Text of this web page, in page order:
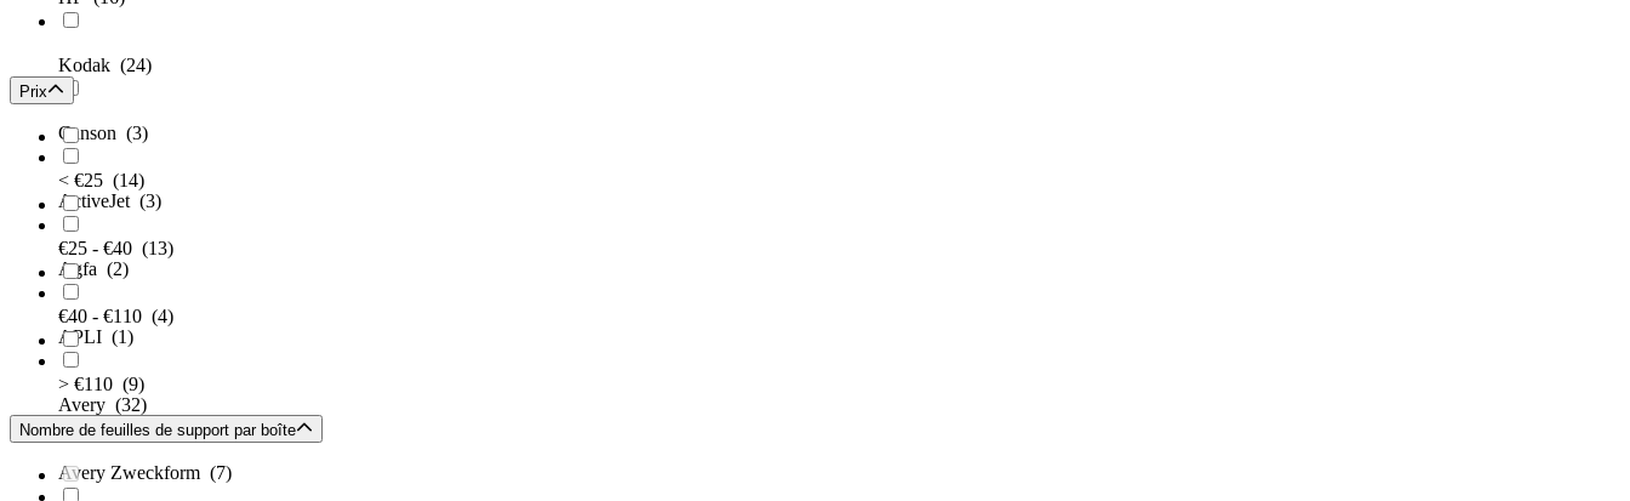
Kodak (24)
Canson (3)
ActiveJet (3)
Agfa (2)
APLI (1)
Avery (32)
Avery Zweckform (7)
Prix
< €25 (14)
€25 - €40 (13)
€40 - €110 (4)
> €110 (9)
Nombre de feuilles de support par boîte